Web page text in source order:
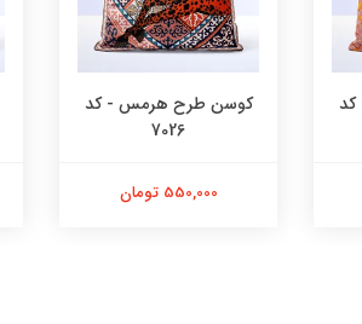
کوسن طرح هرمس - کد
7026
550,000 تومان